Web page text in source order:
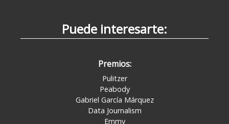
Puede interesarte:
Premios:
Pulitzer
Peabody
Gabriel García Márquez
Data Journalism
Emmy